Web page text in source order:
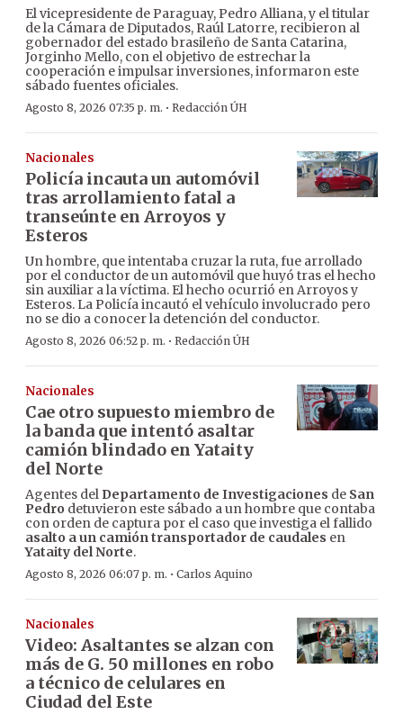
El vicepresidente de Paraguay, Pedro Alliana, y el titular
de la Cámara de Diputados, Raúl Latorre, recibieron al
gobernador del estado brasileño de Santa Catarina,
Jorginho Mello, con el objetivo de estrechar la
cooperación e impulsar inversiones, informaron este
sábado fuentes oficiales.
Agosto 8, 2026 07:35 p. m. · Redacción ÚH
Nacionales
Policía incauta un automóvil
tras arrollamiento fatal a
transeúnte en Arroyos y
Esteros
Un hombre, que intentaba cruzar la ruta, fue arrollado
por el conductor de un automóvil que huyó tras el hecho
sin auxiliar a la víctima. El hecho ocurrió en Arroyos y
Esteros. La Policía incautó el vehículo involucrado pero
no se dio a conocer la detención del conductor.
Agosto 8, 2026 06:52 p. m. · Redacción ÚH
Nacionales
Cae otro supuesto miembro de
la banda que intentó asaltar
camión blindado en Yataity
del Norte
Agentes del Departamento de Investigaciones de San
Pedro detuvieron este sábado a un hombre que contaba
con orden de captura por el caso que investiga el fallido
asalto a un camión transportador de caudales en
Yataity del Norte.
Agosto 8, 2026 06:07 p. m. · Carlos Aquino
Nacionales
Video: Asaltantes se alzan con
más de G. 50 millones en robo
a técnico de celulares en
Ciudad del Este